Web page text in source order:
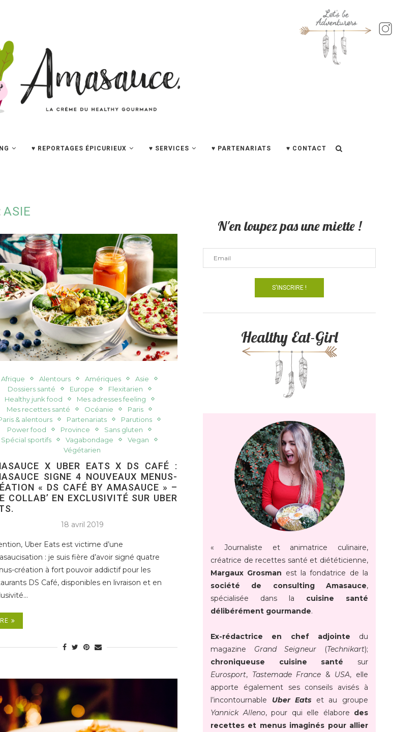
♥ REPORTAGES ÉPICURIEUX ♥ SERVICES ♥ PARTENARIATS ♥ CONTACT
ASIE
Afrique Alentours Amériques
Asie
Dossiers santé
Europe
Flexitarien
Healthy junk food
Mes adresses feeling
Mes recettes santé
Océanie
Paris
& alentours
Partenariats
Parutions
Power food
Province
Sans gluten
Spécial sportifs
Vagabondage
Vegan
Végétarien
X UBER EATS X DS CAFÉ :
SIGNE 4 NOUVEAUX MENUS-
« DS CAFÉ BY AMASAUCE » –
COLLAB’ EN EXCLUSIVITÉ SUR UBER
18 avril 2019
Uber Eats est victime d’une
: je suis fière d’avoir signé quatre
création à fort pouvoir addictif pour les
DS Café, disponibles en livraison et en
N'en loupez pas une miette !
Healthy Eat-Girl
« Journaliste et animatrice culinaire,
créatrice de recettes santé et diététicienne,
Margaux Grosman est la fondatrice de la
société de consulting Amasauce,
spécialisée dans la cuisine santé
délibérément gourmande.
Ex-rédactrice en chef adjointe du
magazine Grand Seigneur (Technikart);
chroniqueuse cuisine santé sur
Eurosport, Tastemade France & USA, elle
apporte également ses conseils avisés à
l’incontournable Uber Eats et au groupe
Yannick Alleno, pour qui elle élabore des
recettes et menus imaginés pour allier